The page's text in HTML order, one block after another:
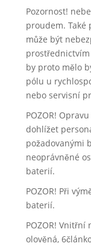
Pozornost!
proudem. Také
může být
by proto mělo
pólu u
nebo servisní
POZOR!
dohlížet
požadovanými
neoprávněné
baterií.
POZOR! Při
baterií.
POZOR! Vnitřní
olověná,